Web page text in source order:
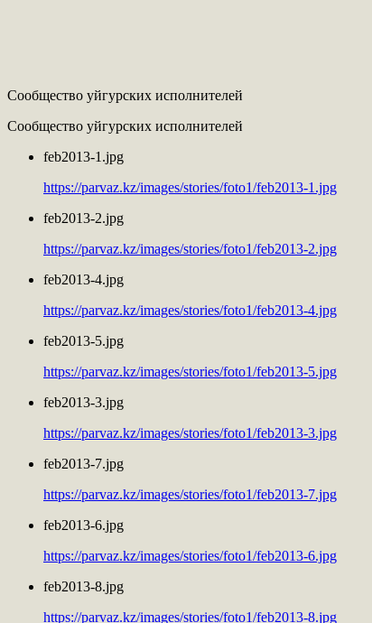
Сообщество уйгурских исполнителей
Сообщество уйгурских исполнителей
feb2013-1.jpg
https://parvaz.kz/images/stories/foto1/feb2013-1.jpg
feb2013-2.jpg
https://parvaz.kz/images/stories/foto1/feb2013-2.jpg
feb2013-4.jpg
https://parvaz.kz/images/stories/foto1/feb2013-4.jpg
feb2013-5.jpg
https://parvaz.kz/images/stories/foto1/feb2013-5.jpg
feb2013-3.jpg
https://parvaz.kz/images/stories/foto1/feb2013-3.jpg
feb2013-7.jpg
https://parvaz.kz/images/stories/foto1/feb2013-7.jpg
feb2013-6.jpg
https://parvaz.kz/images/stories/foto1/feb2013-6.jpg
feb2013-8.jpg
https://parvaz.kz/images/stories/foto1/feb2013-8.jpg